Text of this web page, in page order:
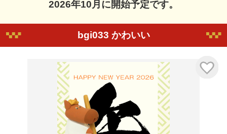
2026年10月に開始予定です。
bgi033 かわいい